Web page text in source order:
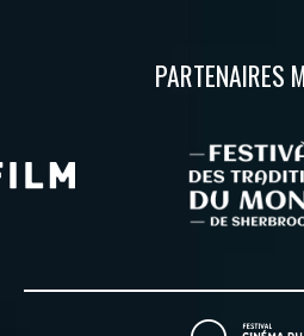
PARTENAIRES